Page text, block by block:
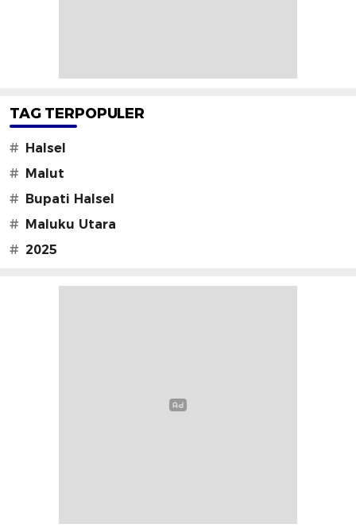
TAG TERPOPULER
# Halsel
# Malut
# Bupati Halsel
# Maluku Utara
# 2025